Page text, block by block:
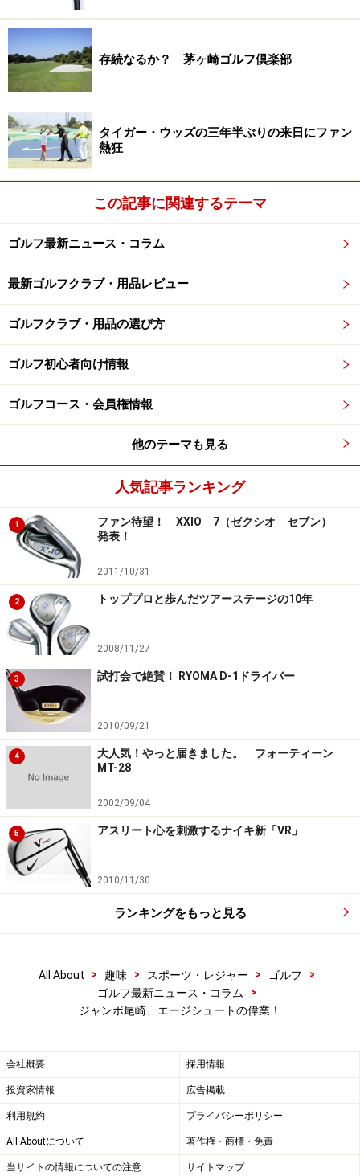
存続なるか？ 茅ヶ崎ゴルフ倶楽部
タイガー・ウッズの三年半ぶりの来日にファン
熱狂
この記事に関連するテーマ
ゴルフ最新ニュース・コラム
最新ゴルフクラブ・用品レビュー
ゴルフクラブ・用品の選び方
ゴルフ初心者向け情報
ゴルフコース・会員権情報
他のテーマも見る
人気記事ランキング
1
ファン待望！ XXIO 7（ゼクシオ セブン）
発表！
2011/10/31
2 トッププロと歩んだツアーステージの10年
2008/11/27
3 試打会で絶賛！ RYOMA D-1ドライバー
2010/09/21
4
大人気！やっと届きました。 フォーティーン
MT-28
2002/09/04
5 アスリート心を刺激するナイキ新「VR」
2010/11/30
ランキングをもっと見る
All About > 趣味 > スポーツ・レジャー > ゴルフ
>
ゴルフ最新ニュース・コラム
>
ジャンボ尾崎、エージシュートの偉業！
会社概要 採用情報
投資家情報 広告掲載
利用規約 プライバシーポリシー
All Aboutについて 著作権・商標・免責
当サイトの情報についての注意 サイトマップ